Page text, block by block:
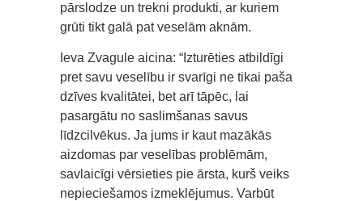
pārslodze un trekni produkti, ar kuriem
grūti tikt galā pat veselām aknām.
Ieva Zvagule aicina: “Izturēties atbildīgi
pret savu veselību ir svarīgi ne tikai paša
dzīves kvalitātei, bet arī tāpēc, lai
pasargātu no saslimšanas savus
līdzcilvēkus. Ja jums ir kaut mazākās
aizdomas par veselības problēmām,
savlaicīgi vērsieties pie ārsta, kurš veiks
nepieciešamos izmeklējumus. Varbūt